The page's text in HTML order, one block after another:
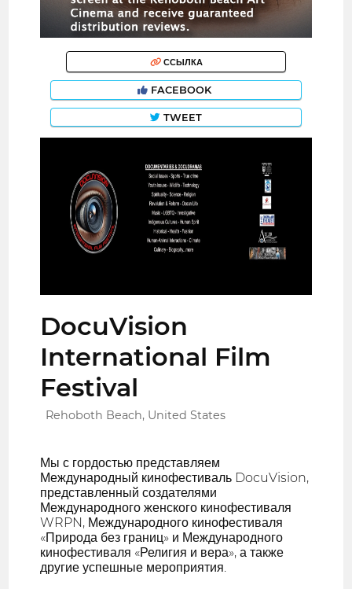
ССЫЛКА
FACEBOOK
TWEET
DocuVision
International Film
Festival
Rehoboth Beach, United States
Мы с гордостью представляем
Международный кинофестиваль DocuVision,
представленный создателями
Международного женского кинофестиваля
WRPN, Международного кинофестиваля
«Природа без границ» и Международного
кинофестиваля «Религия и вера», а также
другие успешные мероприятия.